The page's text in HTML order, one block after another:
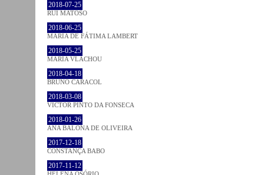
2018-07-25
RUI MATOSO
2018-06-25
MARIA DE FÁTIMA LAMBERT
2018-05-25
MARIA VLACHOU
2018-04-18
BRUNO CARACOL
2018-03-08
VICTOR PINTO DA FONSECA
2018-01-26
ANA BALONA DE OLIVEIRA
2017-12-18
CONSTANÇA BABO
2017-11-12